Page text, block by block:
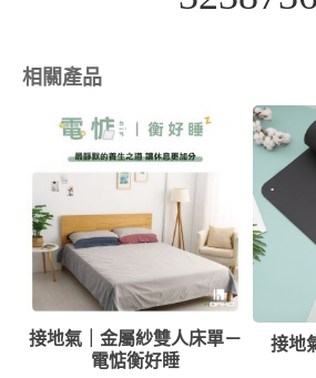
相關產品
接地氣｜金屬紗雙人床單－
電惦衡好睡
接地